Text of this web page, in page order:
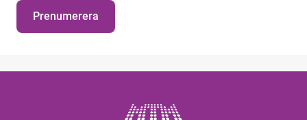
Prenumerera